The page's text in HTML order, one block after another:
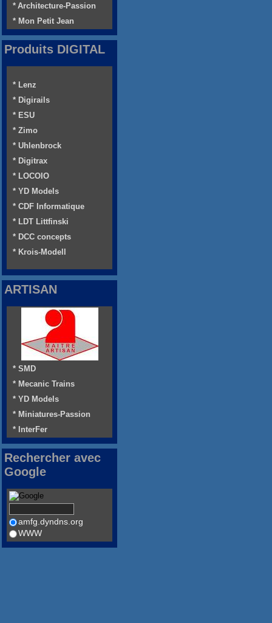
* Architecture-Passion
* Mon Petit Jean
Produits DIGITAL
* Lenz
* Digirails
* ESU
* Zimo
* Uhlenbrock
* Digitrax
* LOCOIO
* YD Models
* CDF Informatique
* LDT Littfinski
* DCC concepts
* Krois-Modell
ARTISAN
* SMD
* Mecanic Trains
* YD Models
* Miniatures-Passion
* InterFer
Rechercher avec
Google
amfg.dyndns.org
WWW